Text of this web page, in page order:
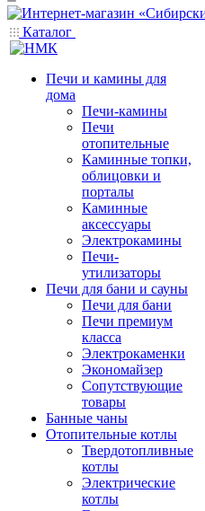
Каталог
Печи и камины для
дома
Печи-камины
Печи
отопительные
Каминные топки,
облицовки и
порталы
Каминные
аксессуары
Электрокамины
Печи-
утилизаторы
Печи для бани и сауны
Печи для бани
Печи премиум
класса
Электрокаменки
Экономайзер
Сопутствующие
товары
Банные чаны
Отопительные котлы
Твердотопливные
котлы
Электрические
котлы